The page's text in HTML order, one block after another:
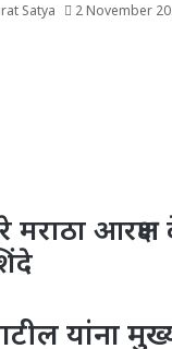
Satya 2 November
मराठा
यांना